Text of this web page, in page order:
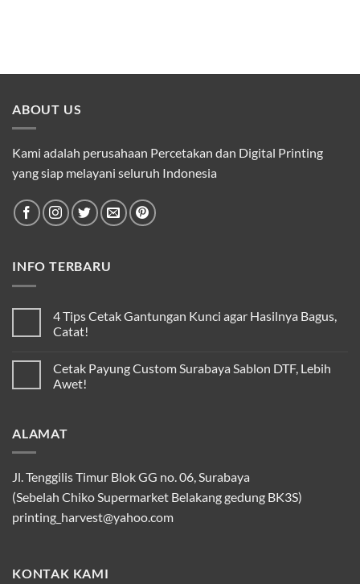
ABOUT US
Kami adalah perusahaan Percetakan dan Digital Printing
yang siap melayani seluruh Indonesia
INFO TERBARU
4 Tips Cetak Gantungan Kunci agar Hasilnya Bagus,
Catat!
Cetak Payung Custom Surabaya Sablon DTF, Lebih
Awet!
ALAMAT
Jl. Tenggilis Timur Blok GG no. 06, Surabaya
(Sebelah Chiko Supermarket Belakang gedung BK3S)
printing_harvest@yahoo.com
KONTAK KAMI